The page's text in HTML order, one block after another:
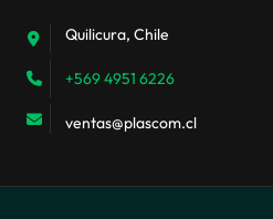
Quilicura, Chile
+569 4951 6226
ventas@plascom.cl